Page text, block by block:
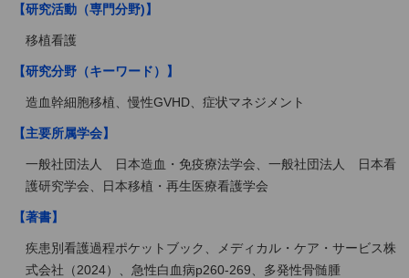
【研究活動（専門分野)】
移植看護
【研究分野（キーワード）】
造血幹細胞移植、慢性GVHD、症状マネジメント
【主要所属学会】
一般社団法人 日本造血・免疫療法学会、一般社団法人 日本看
護研究学会、日本移植・再生医療看護学会
【著書】
疾患別看護過程ポケットブック、メディカル・ケア・サービス株
式会社（2024）、急性白血病p260-269、多発性骨髄腫